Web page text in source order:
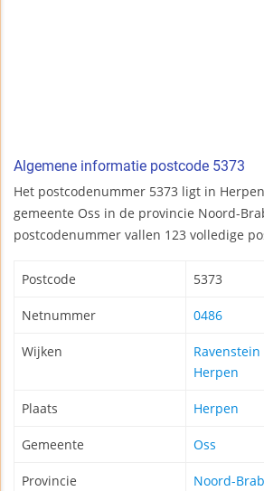
Algemene informatie postcode 5373
Het postcodenummer 5373 ligt in
gemeente Oss in de provincie Noord-
postcodenummer vallen 123 volledige
Postcode 5373
Netnummer 0486
Wijken
Ravenstein
Herpen
Plaats Herpen
Gemeente Oss
Provincie Noord-